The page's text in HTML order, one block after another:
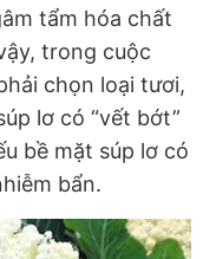
tẩm hóa chất
trong cuộc
chọn loại tươi,
lơ có “vết bớt”
bề mặt súp lơ có
bẩn.